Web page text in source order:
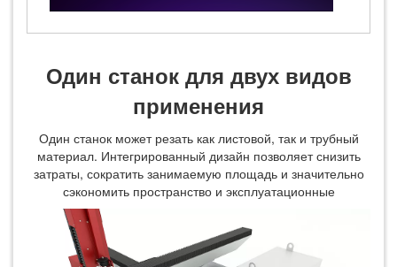
Один станок для двух видов
применения
Один станок может резать как листовой, так и трубный
материал. Интегрированный дизайн позволяет снизить
затраты, сократить занимаемую площадь и значительно
сэкономить пространство и эксплуатационные